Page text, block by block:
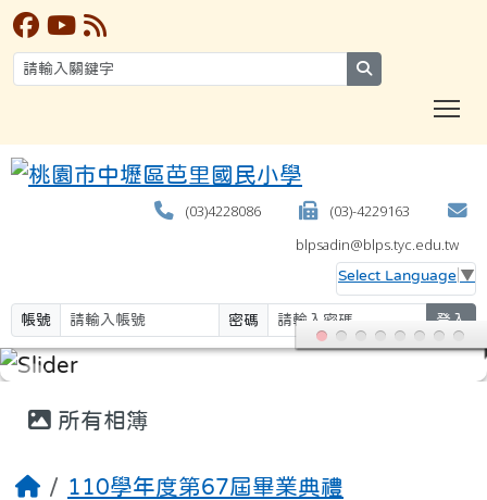
(03)4228086
(03)-4229163
blpsadin@blps.tyc.edu.tw
Select Language ▼
帳號 密碼 登入
所有相簿
110學年度第67屆畢業典禮